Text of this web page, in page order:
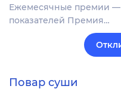
Ежемесячные премии —
показателей Премия…
Повар суши